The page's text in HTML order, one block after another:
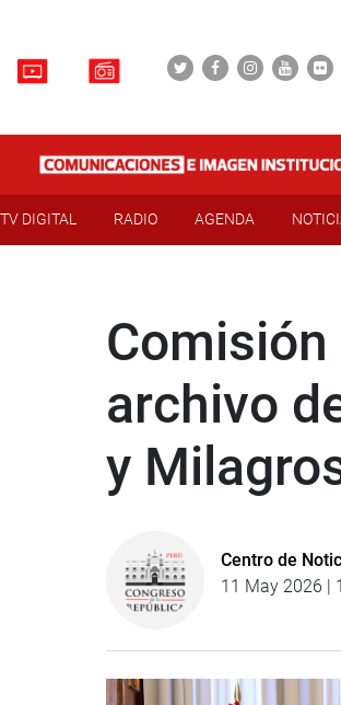
TV DIGITAL RADIO AGENDA
Comisión
archivo
y
Centro de
11 May 2026 |